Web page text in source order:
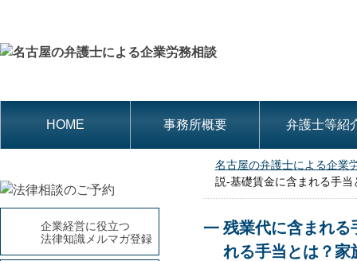
HOME 事務所概要 弁護士等紹
名古屋の弁護士による企業
説-基礎賃金に含まれる手
残業代に含まれる
れる手当とは？家
企業経営に役立つ
法律知識メルマガ登録